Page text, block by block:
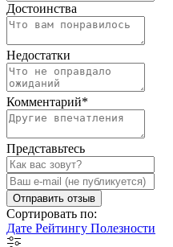
Достоинства
Недостатки
Комментарий*
Представьтесь
Отправить отзыв
Сортировать по:
Дате Рейтингу Полезности